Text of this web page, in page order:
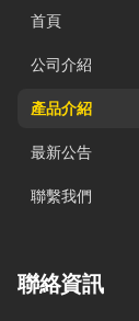
首頁
公司介紹
產品介紹
最新公告
聯繫我們
聯絡資訊